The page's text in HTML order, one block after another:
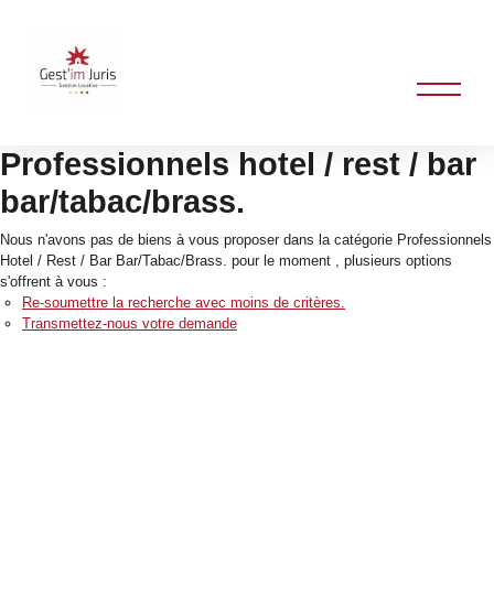
Professionnels hotel / rest / bar
bar/tabac/brass.
Nous n'avons pas de biens à vous proposer dans la catégorie Professionnels
Hotel / Rest / Bar Bar/Tabac/Brass. pour le moment , plusieurs options
s'offrent à vous :
Re-soumettre la recherche avec moins de critères.
Transmettez-nous votre demande